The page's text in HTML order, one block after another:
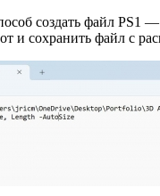
создать файл PS1 —
и сохранить файл с